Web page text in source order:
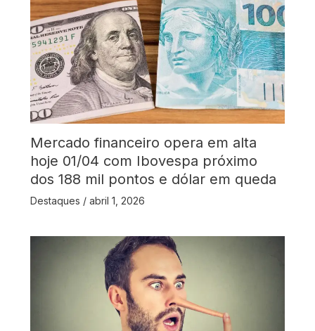
Mercado financeiro opera em alta
hoje 01/04 com Ibovespa próximo
dos 188 mil pontos e dólar em queda
Destaques / abril 1, 2026